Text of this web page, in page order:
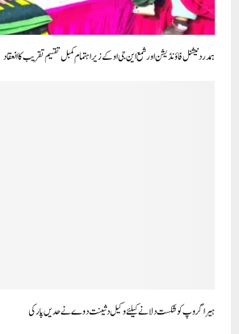
ہمدرد نیشنل فاؤنڈیشن اور شمع این جی او کے زیر اہتمام کمبل تقسیم تقریب کا انعقاد
ہیرا گروپ کوشکست دلانے کیلئے وکیل دشینت دوے نے حدیں پار کی